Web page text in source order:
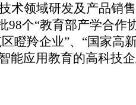
术领域研发及产品销
个“教育部产学合作
羚企业”、“国家高
应用教育的高科技企